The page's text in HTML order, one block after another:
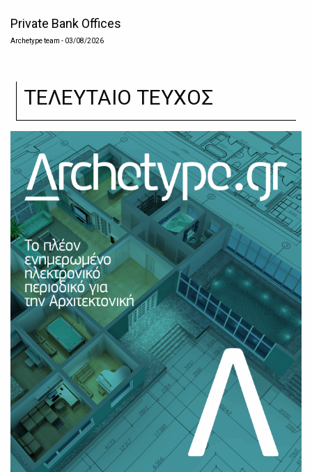
Private Bank Offices
Archetype team - 03/08/2026
ΤΕΛΕΥΤΑΙΟ ΤΕΥΧΟΣ